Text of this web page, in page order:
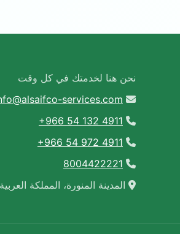
نحن هنا لخدمتك في كل وقت
services.com
+966 54 132 4911
+966 54 972 4911
8004422221
المدينة المنورة، المملكة